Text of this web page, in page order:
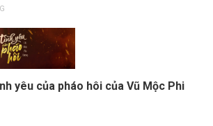
yêu của pháo hôi của Vũ Mộc Phi